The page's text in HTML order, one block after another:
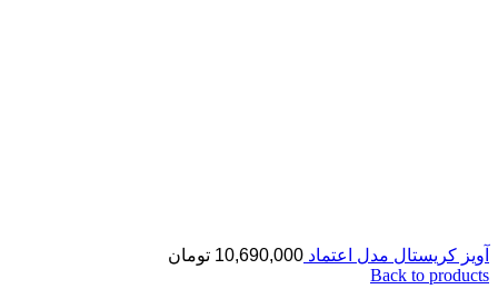
آویز کریستال مدل اعتماد 10,690,000 تومان
Back to products